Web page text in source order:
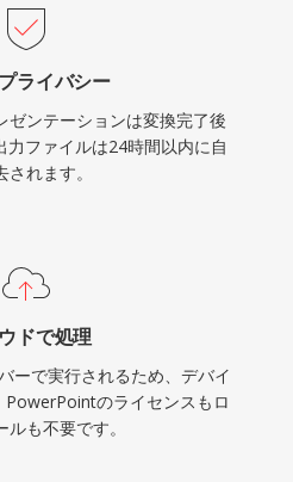
ライバシー
ゼンテーションは変換完了後
ファイルは24時間以内に自
されます。
ドで処理
ーで実行されるため、デバイ
のライセンスもロ
ルも不要です。